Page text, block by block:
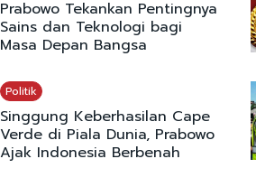
Prabowo Tekankan Pentingnya
Sains dan Teknologi bagi
Masa Depan Bangsa
Politik
Singgung Keberhasilan Cape
Verde di Piala Dunia, Prabowo
Ajak Indonesia Berbenah